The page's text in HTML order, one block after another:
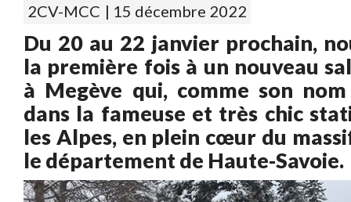
2CV-MCC | 15 décembre 2022
Du 20 au 22 janvier prochain,
la première fois à un nouveau
à Megève qui, comme son
dans la fameuse et très chic
les Alpes, en plein cœur du
le département de Haute-Savoie.